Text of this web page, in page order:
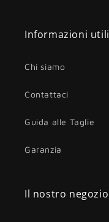
Informazioni utili
Chi siamo
Contattaci
Guida alle Taglie
Garanzia
Il nostro negozio